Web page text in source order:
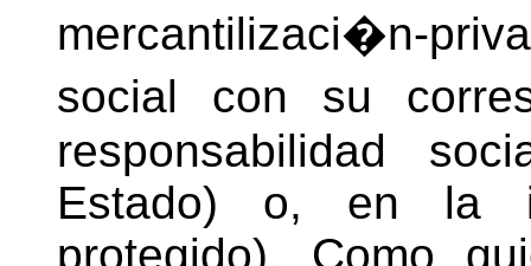
mercantilizaci�n-
social con su
responsabilidad
Estado) o, en la
protegido). Como